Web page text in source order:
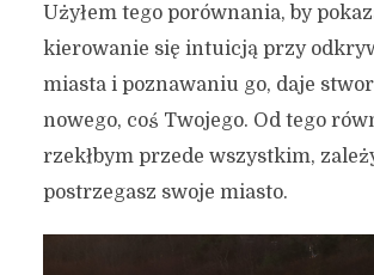
sprawia, że
Gdańsku w taki a
sposób?
17 marca 2022
4 min
Autor:Kamil Sulewski
Użyłem tego porównania, by
kierowanie się intuicją przy
miasta i poznawaniu go, daje
nowego, coś Twojego. Od tego
rzekłbym przede wszystkim,
postrzegasz swoje miasto.